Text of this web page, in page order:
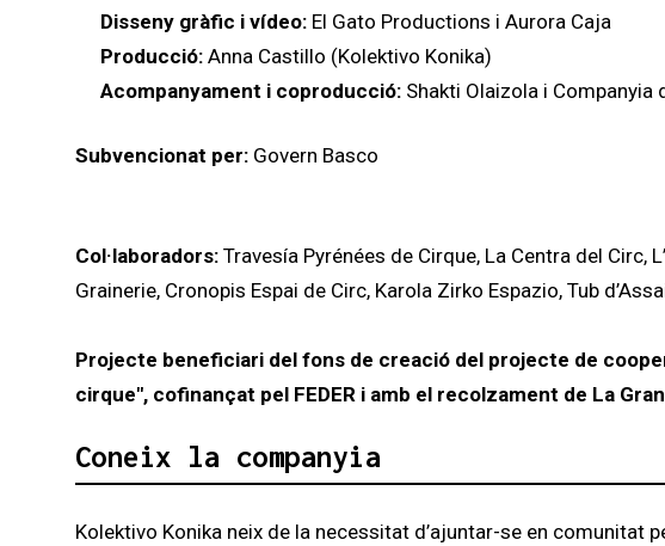
Disseny gràfic i vídeo: El Gato Productions i Aurora Caja
Producció: Anna Castillo (Kolektivo Konika)
Acompanyament i coproducció: Shakti Olaizola i Companyia
Subvencionat per:Govern Basco
Col·laboradors:Travesía Pyrénées de Cirque, La Centra del Circ,
Grainerie, Cronopis Espai de Circ, Karola Zirko Espazio, Tub
Projecte beneficiari del fons de creació del projecte de
cirque", cofinançat pel FEDER i amb el recolzament de La
Coneix la companyia
Kolektivo Konika neix de la necessitat d’ajuntar-se en comunitat